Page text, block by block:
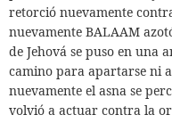
retorció nuevamente
nuevamente BALAAM
de Jehová se puso en una
camino para apartarse ni
nuevamente el asna se
volvió a actuar contra la